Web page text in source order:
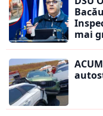
mai